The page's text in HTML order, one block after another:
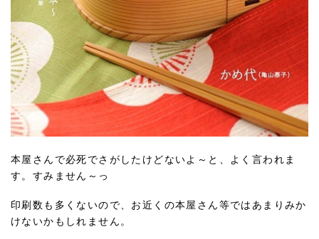
本屋さんで必死でさがしたけどないよ～と、よく言われま
す。すみません～っ
印刷数も多くないので、お近くの本屋さん等ではあまりみか
けないかもしれません。